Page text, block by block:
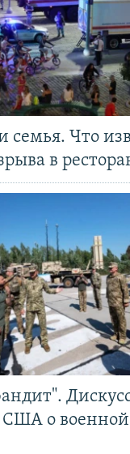
семья. Что
в
США о